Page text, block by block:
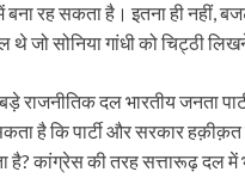
रह सकता है। इतना ही नहीं,
थे जो सोनिया गांधी को चिट्ठी
राजनीतिक दल भारतीय जनता
है कि पार्टी और सरकार हक़ीक़त
है? कांग्रेस की तरह सत्तारूढ़ दल में